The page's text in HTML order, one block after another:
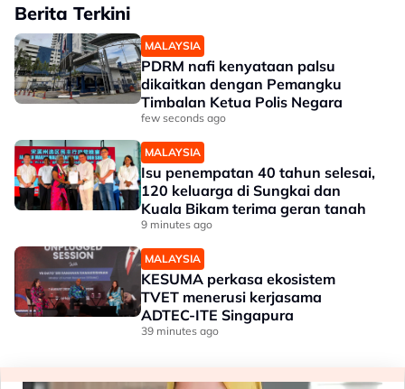
Berita Terkini
MALAYSIA
PDRM nafi kenyataan palsu
dikaitkan dengan Pemangku
Timbalan Ketua Polis Negara
few seconds ago
MALAYSIA
Isu penempatan 40 tahun selesai,
120 keluarga di Sungkai dan
Kuala Bikam terima geran tanah
9 minutes ago
MALAYSIA
KESUMA perkasa ekosistem
TVET menerusi kerjasama
ADTEC-ITE Singapura
39 minutes ago